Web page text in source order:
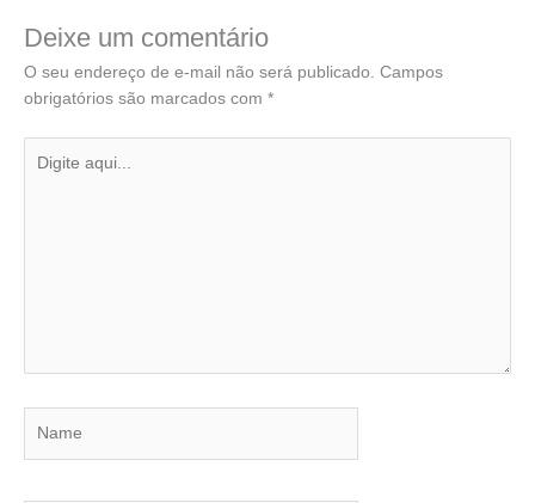
Deixe um comentário
O seu endereço de e-mail não será publicado. Campos
obrigatórios são marcados com *
aqui...